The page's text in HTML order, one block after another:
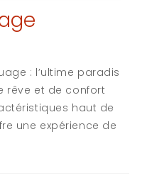
: l’ultime paradis
rêve et de confort
haut de
une expérience de